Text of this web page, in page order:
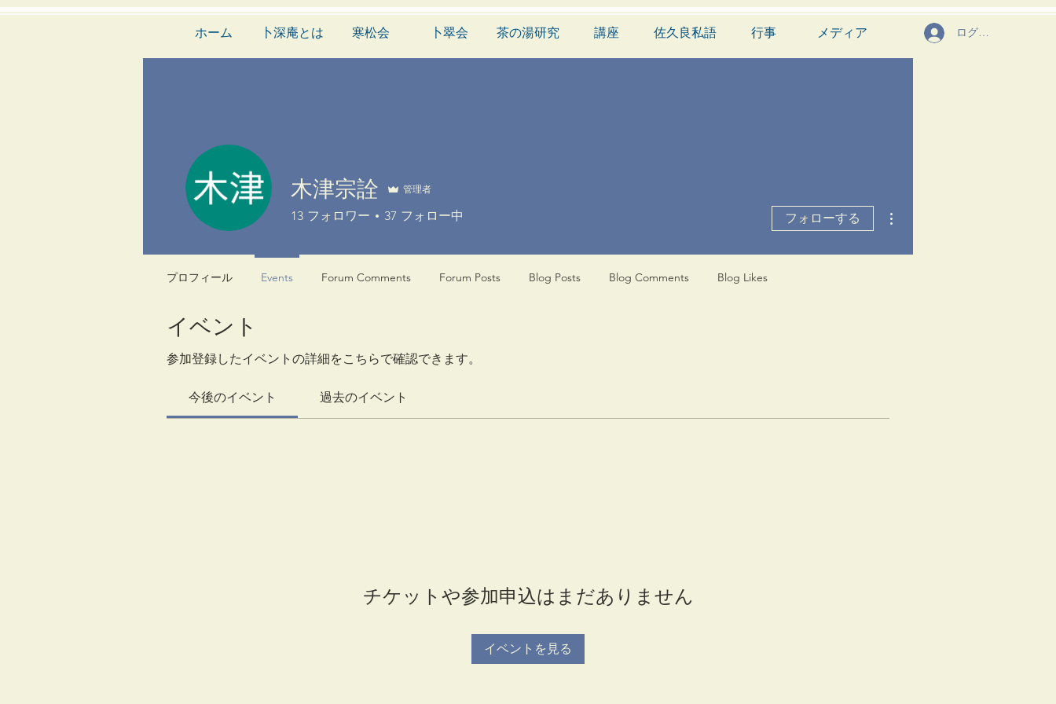
ホーム 卜深庵とは 寒松会 卜翠会 茶の湯研究 講座 佐久良私語 行事 メディア ログイン
イベント
参加登録したイベントの詳細をこちらで確認できます。
今後のイベント 過去のイベント
チケットや参加申込はまだありません
イベントを見る
木津宗詮 管理者
13 フォロワー 37 フォロー中 フォローする
プロフィール Events Forum Comments Forum Posts Blog Posts Blog Comments Blog Likes